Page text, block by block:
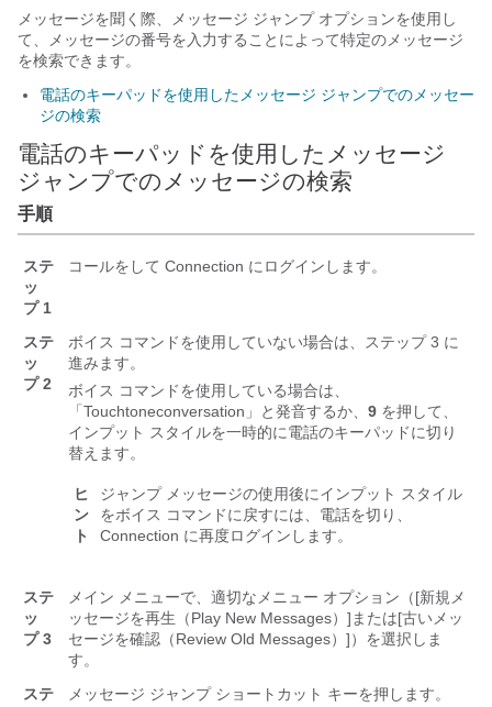
メッセージを聞く際、メッセージ ジャンプ オプションを使用し
て、メッセージの番号を入力することによって特定のメッセージ
を検索できます。
電話のキーパッドを使用したメッセージ ジャンプでのメッセー
ジの検索
電話のキーパッドを使用したメッセージ
ジャンプでのメッセージの検索
手順
ステ
ッ
プ 1
コールをして Connection にログインします。
ステ
ッ
プ 2
ボイス コマンドを使用していない場合は、ステップ 3 に
進みます。
ボイス コマンドを使用している場合は、
「Touchtoneconversation」と発音するか、 9 を押して、
インプット スタイルを一時的に電話のキーパッドに切り
替えます。
ヒ
ン
ト
ジャンプ メッセージの使用後にインプット スタイル
をボイス コマンドに戻すには、電話を切り、
Connection に再度ログインします。
ステ
ッ
プ 3
メイン メニューで、適切なメニュー オプション（[新規メ
ッセージを再生（Play New Messages）] または[古いメッ
セージを確認（Review Old Messages）]）を選択しま
す。
ステ
メッセージ ジャンプ ショートカット キーを押します。